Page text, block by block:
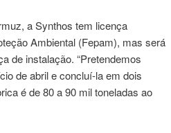
aSynthos tem licença
Ambiental (Fepam), mas será
de instalação. “Pretendemos
de abril e concluí-la em dois
é de 80 a 90 mil toneladas ao